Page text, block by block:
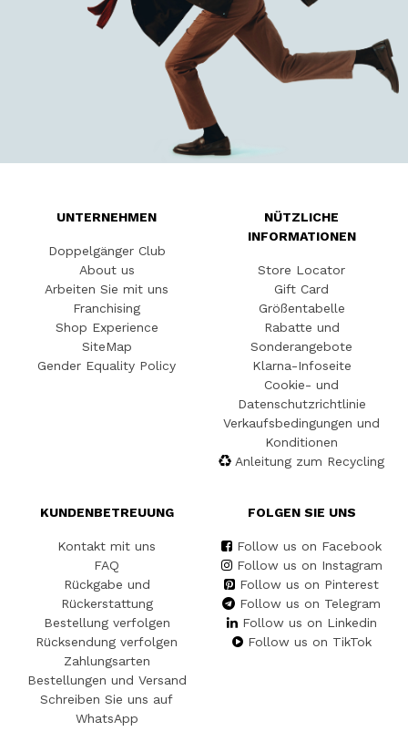
UNTERNEHMEN
Doppelgänger Club
About us
Arbeiten Sie mit uns
Franchising
Shop Experience
SiteMap
Gender Equality Policy
NÜTZLICHE
INFORMATIONEN
Store Locator
Gift Card
Größentabelle
Rabatte und
Sonderangebote
Klarna-Infoseite
Cookie- und
Datenschutzrichtlinie
Verkaufsbedingungen und
Konditionen
Anleitung zum Recycling
KUNDENBETREUUNG
Kontakt mit uns
FAQ
Rückgabe und
Rückerstattung
Bestellung verfolgen
Rücksendung verfolgen
Zahlungsarten
Bestellungen und Versand
Schreiben Sie uns auf
WhatsApp
FOLGEN SIE UNS
Follow us on Facebook
Follow us on Instagram
Follow us on Pinterest
Follow us on Telegram
Follow us on Linkedin
Follow us on TikTok